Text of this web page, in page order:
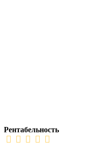
Рентабельность